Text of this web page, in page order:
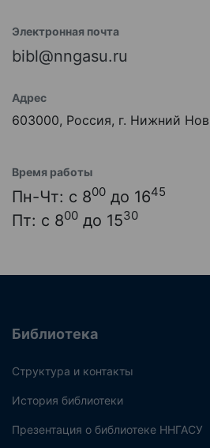
Электронная почта
bibl@nngasu.ru
Адрес
603000, Россия, г. Нижний
Время работы
Пн-Чт: с 800 до 1645
Пт: с 800 до 1530
Библиотека
Структура и контакты
История библиотеки
Презентация о библиотеке ННГАСУ